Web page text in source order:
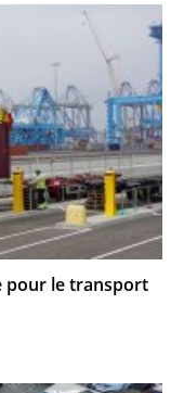
pour le transport